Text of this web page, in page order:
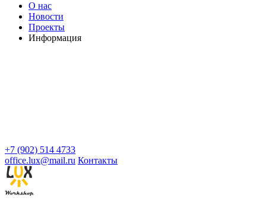
О нас
Новости
Проекты
Информация
+7 (902) 514 4733
office.lux@mail.ru Контакты